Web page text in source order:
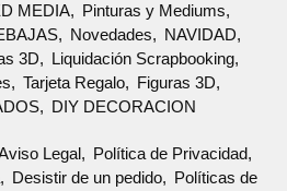
MEDIA
Pinturas y Mediums
Novedades
NAVIDAD
3D
Liquidación Scrapbooking
Tarjeta Regalo
Figuras 3D
DIY DECORACION
Legal
Política de Privacidad
Desistir de un pedido
Políticas de